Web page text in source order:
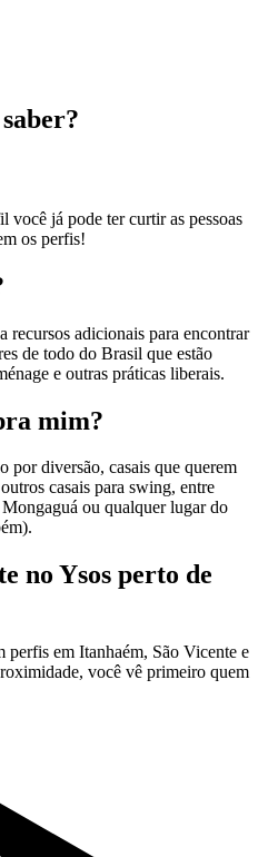
você já pode ter curtir as pessoas
os perfis!
recursos adicionais para encontrar
de todo do Brasil que estão
e outras práticas liberais.
mim?
por diversão, casais que querem
casais para swing, entre
ou qualquer lugar do
no Ysos perto de
em Itanhaém, São Vicente e
você vê primeiro quem